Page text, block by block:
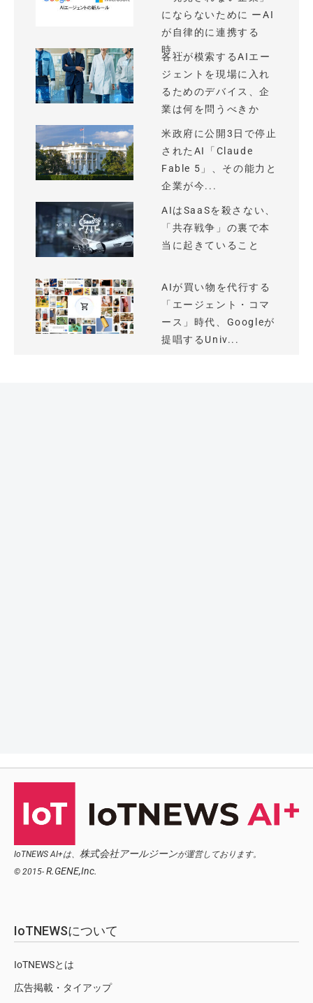
にならないために ーAI
が自律的に連携する
時...
各社が模索するAIエー
ジェントを現場に入れ
るためのデバイス、企
業は何を問うべきか
米政府に公開3日で停止
されたAI「Claude
Fable 5」、その能力と
企業が今...
AIはSaaSを殺さない、
「共存戦争」の裏で本
当に起きていること
AIが買い物を代行する
「エージェント・コマ
ース」時代、Googleが
提唱するUniv...
IoTNEWS AI+は、 株式会社アールジーンが運営しております。
© 2015- R.GENE,Inc.
IoTNEWSについて
IoTNEWSとは
広告掲載・タイアップ